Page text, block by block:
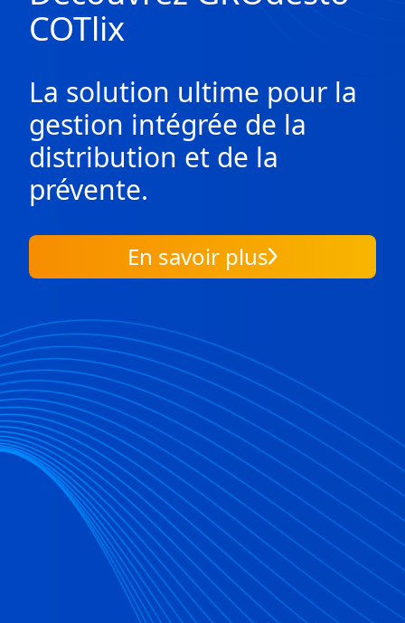
COTlix
La solution ultime pour la
gestion intégrée de la
distribution et de la
prévente.
En savoir plus